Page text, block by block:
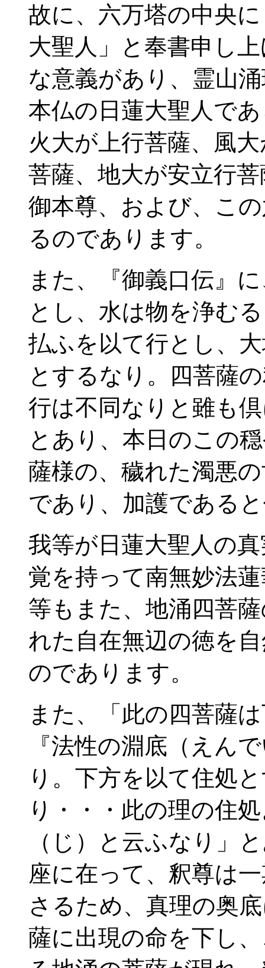
故に、六万塔の中央
大聖人」と奉書申し
な意義があり、霊山
本仏の日蓮大聖人で
火大が上行菩薩、風
菩薩、地大が安立行
御本尊、および、こ
るのであります。
また、『御義口伝』
とし、水は物を浄む
払ふを以て行とし、
とするなり。四菩薩
行は不同なりと雖も
とあり、本日のこの
薩様の、穢れた濁悪
であり、加護である
我等が日蓮大聖人の
覚を持って南無妙法
等もまた、地涌四菩
れた自在無辺の徳を
のであります。
また、「此の四菩薩
『法性の淵底（えん
り。下方を以て住処
り・・・此の理の住
（じ）と云ふなり」
座に在って、釈尊は
さるため、真理の奥
薩に出現の命を下し